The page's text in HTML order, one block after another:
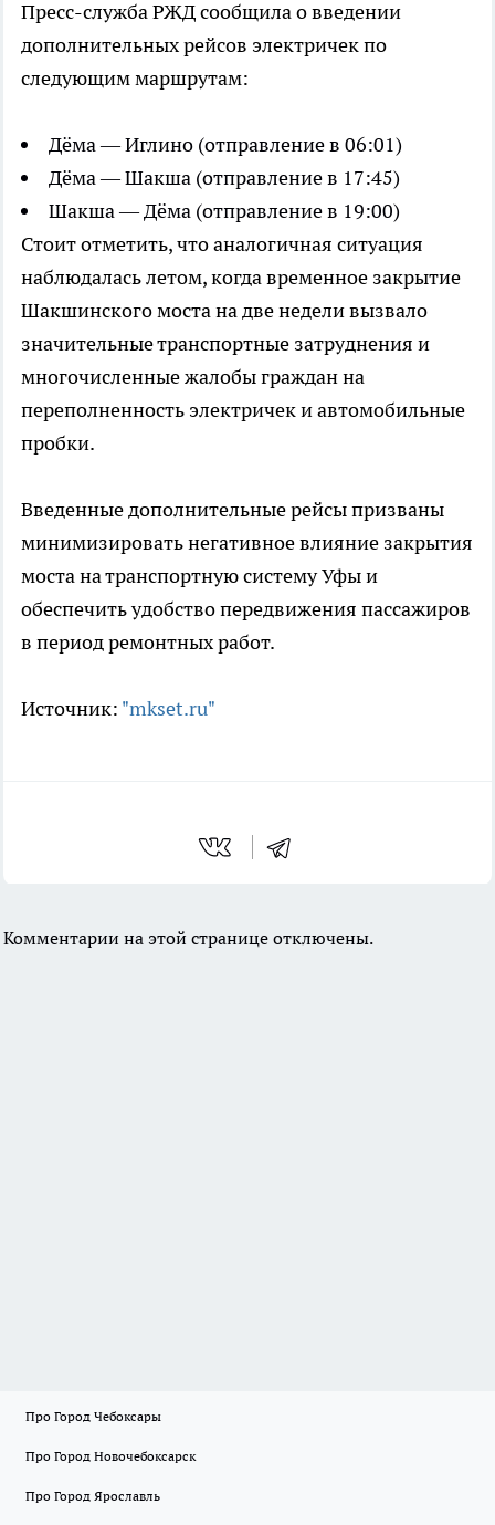
Пресс-служба РЖД сообщила о введении
дополнительных рейсов электричек по
следующим маршрутам:
Дёма — Иглино (отправление в 06:01)
Дёма — Шакша (отправление в 17:45)
Шакша — Дёма (отправление в 19:00)
Стоит отметить, что аналогичная ситуация
наблюдалась летом, когда временное закрытие
Шакшинского моста на две недели вызвало
значительные транспортные затруднения и
многочисленные жалобы граждан на
переполненность электричек и автомобильные
пробки.
Введенные дополнительные рейсы призваны
минимизировать негативное влияние закрытия
моста на транспортную систему Уфы и
обеспечить удобство передвижения пассажиров
в период ремонтных работ.
Источник: "mkset.ru"
Комментарии на этой странице отключены.
Про Город Чебоксары
Про Город Новочебоксарск
Про Город Ярославль